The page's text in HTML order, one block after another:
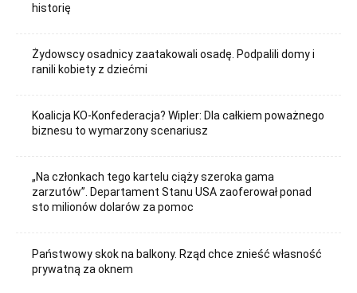
historię
Żydowscy osadnicy zaatakowali osadę. Podpalili domy i
ranili kobiety z dziećmi
Koalicja KO-Konfederacja? Wipler: Dla całkiem poważnego
biznesu to wymarzony scenariusz
„Na członkach tego kartelu ciąży szeroka gama
zarzutów”. Departament Stanu USA zaoferował ponad
sto milionów dolarów za pomoc
Państwowy skok na balkony. Rząd chce znieść własność
prywatną za oknem